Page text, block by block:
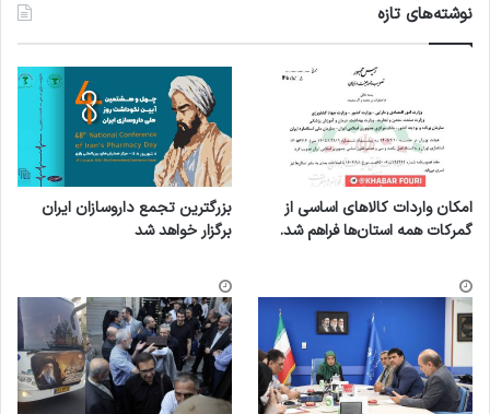
نوشته‌های تازه
امکان واردات کالاهای اساسی از
گمرکات همه استان‌ها فراهم شد.
بزرگترین تجمع داروسازان ایران
برگزار خواهد شد